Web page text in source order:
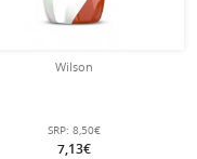
Wilson
SRP: 8,50€
7,13€